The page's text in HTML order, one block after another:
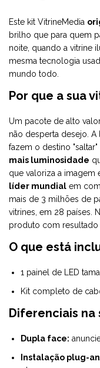
Este kit VitrineMedia
brilho que para quem
noite, quando a vitrine
mesma tecnologia
mundo todo.
Por que a sua
Um pacote de alto
não desperta desejo.
fazem o destino
mais luminosidade
que valoriza a imagem
líder mundial em
mais de 3 milhões de
vitrines, em 28 países.
produto com
O que está
1 painel de LED
Kit completo de
Diferenciais na
Dupla face:
Instalação plug-